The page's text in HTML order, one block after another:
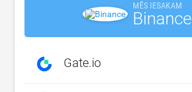
MĒS IESAKAM
Binance
Gate.io